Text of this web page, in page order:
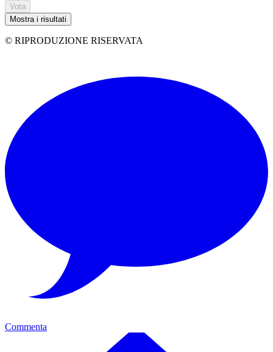
Vota
Mostra i risultati
© RIPRODUZIONE RISERVATA
Commenta